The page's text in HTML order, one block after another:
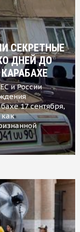
СЕКРЕТНЫЕ
ДНЕЙ ДО
и России
17 сентября,
как